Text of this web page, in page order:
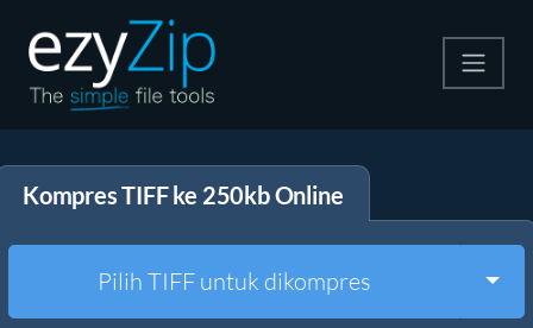
Ekstrak
Alat Lainnya
Kompres TIFF ke 250kb Online
Pilih TIFF untuk dikompres